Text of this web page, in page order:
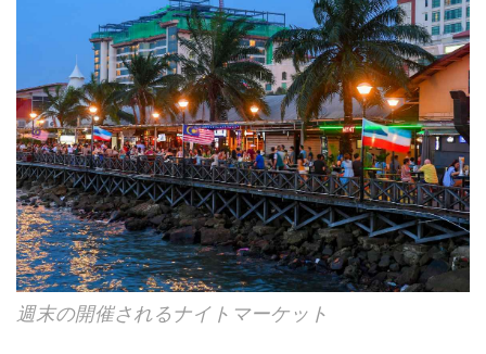
週末の開催されるナイトマーケット